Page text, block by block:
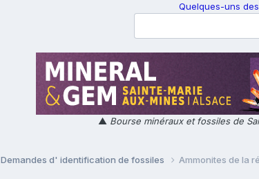
Quelques-uns
▲ Bourse minéraux et fossiles de
Demandes d' identification de fossiles Ammonites de la